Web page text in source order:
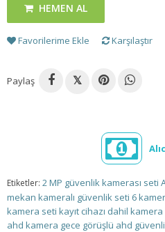
HEMEN AL
Favorilerime Ekle Karşılaştır
Paylaş 𝕏
Etiketler: 2 MP güvenlik kamerası seti
mekan kameralı güvenlik seti 6
kamera seti kayıt cihazı dahil
ahd kamera gece görüşlü ahd